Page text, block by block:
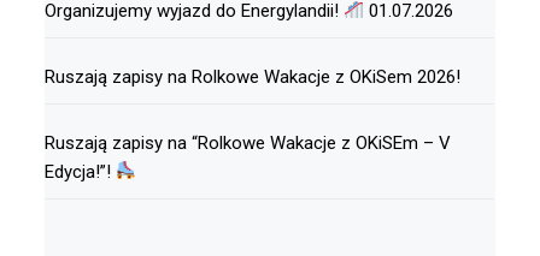
Organizujemy wyjazd do Energylandii! 01.07.2026
Ruszają zapisy na Rolkowe Wakacje z OKiSem 2026!
Ruszają zapisy na “Rolkowe Wakacje z OKiSEm – V
Edycja!”!